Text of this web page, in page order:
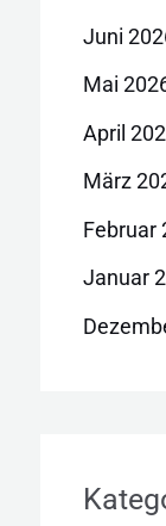
Juni
Mai
April
März
Februar
Januar